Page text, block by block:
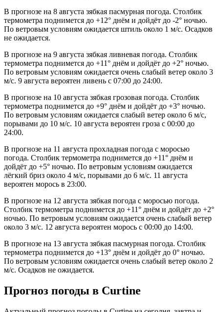
В прогнозе на 8 августа зябкая пасмурная погода. Столбик
термометра поднимется до +12° днём и дойдёт до -2° ночью.
По ветровым условиям ожидается штиль около 1 м/с. Осадков
не ожидается.
В прогнозе на 9 августа зябкая ливневая погода. Столбик
термометра поднимется до +11° днём и дойдёт до +2° ночью.
По ветровым условиям ожидается очень слабый ветер около 3
м/с. 9 августа вероятен ливень с 07:00 до 24:00.
В прогнозе на 10 августа зябкая грозовая погода. Столбик
термометра поднимется до +9° днём и дойдёт до +3° ночью.
По ветровым условиям ожидается слабый ветер около 6 м/с,
порывами до 10 м/с. 10 августа вероятен гроза с 00:00 до
24:00.
В прогнозе на 11 августа прохладная погода с моросью
погода. Столбик термометра поднимется до +11° днём и
дойдёт до +5° ночью. По ветровым условиям ожидается
лёгкий бриз около 4 м/с, порывами до 6 м/с. 11 августа
вероятен морось в 23:00.
В прогнозе на 12 августа зябкая погода с моросью погода.
Столбик термометра поднимется до +11° днём и дойдёт до +2°
ночью. По ветровым условиям ожидается очень слабый ветер
около 3 м/с. 12 августа вероятен морось с 00:00 до 14:00.
В прогнозе на 13 августа зябкая пасмурная погода. Столбик
термометра поднимется до +13° днём и дойдёт до 0° ночью.
По ветровым условиям ожидается очень слабый ветер около 2
м/с. Осадков не ожидается.
Прогноз погоды в Curtinе